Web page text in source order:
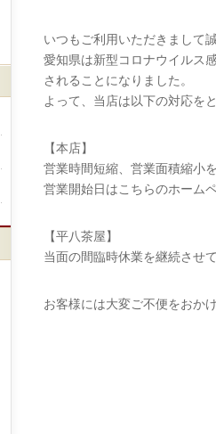
いつもご利用いただきまして
愛知県は新型コロナウイルス
されることになりました。
よって、当店は以下の対応を
【本店】
営業時間短縮、営業面積縮小
営業開始日はこちらのホーム
【平八茶屋】
当面の間臨時休業を継続させ
お客様には大変ご不便をおか